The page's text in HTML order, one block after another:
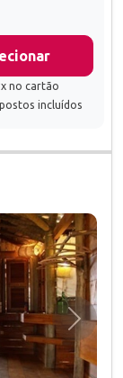
no cartão
incluídos